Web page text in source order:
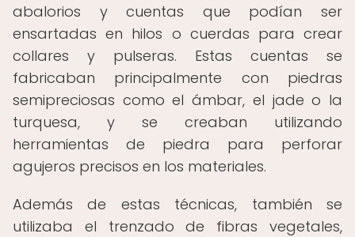
abalorios y cuentas que podían ser
ensartadas en hilos o cuerdas para crear
collares y pulseras. Estas cuentas se
fabricaban principalmente con piedras
semipreciosas como el ámbar, el jade o la
turquesa, y se creaban utilizando
herramientas de piedra para perforar
agujeros precisos en los materiales.
Además de estas técnicas, también se
utilizaba el trenzado de fibras vegetales,